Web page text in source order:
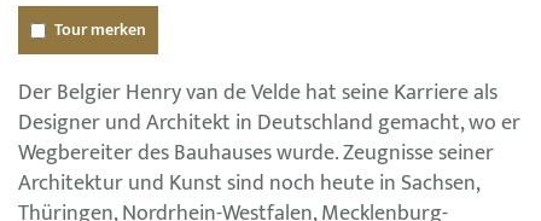
Tour merken
Der Belgier Henry van de Velde hat seine Karriere als
Designer und Architekt in Deutschland gemacht, wo er
Wegbereiter des Bauhauses wurde. Zeugnisse seiner
Architektur und Kunst sind noch heute in Sachsen,
Thüringen, Nordrhein-Westfalen, Mecklenburg-